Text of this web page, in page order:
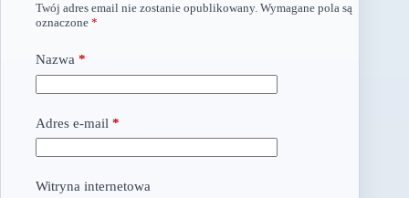
Twój adres email nie zostanie opublikowany. Wymagane pola są
oznaczone *
Nazwa *
Adres e-mail *
Witryna internetowa